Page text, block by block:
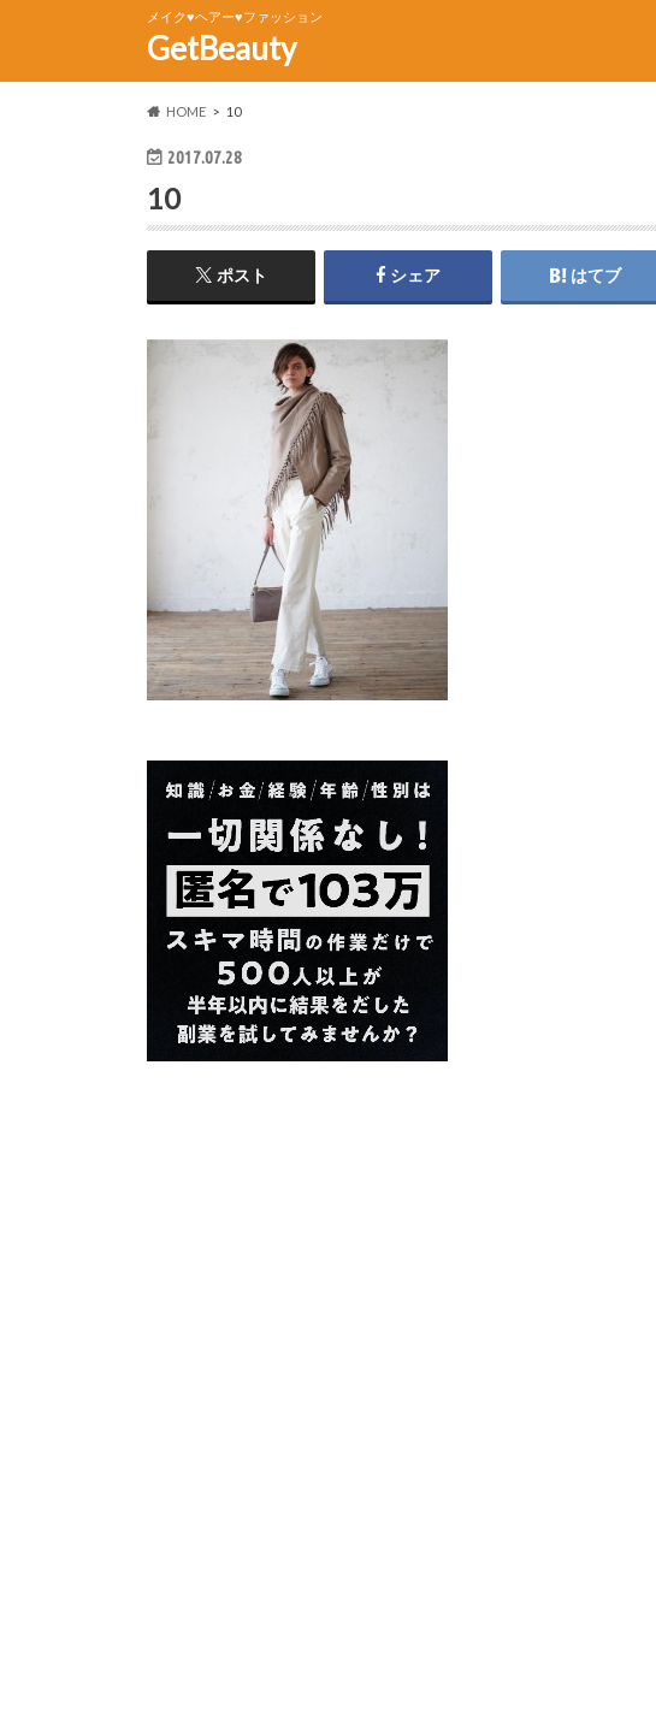
メイク♥ヘアー♥ファッション
GetBeauty
HOME 10
2017.07.28
10
ポスト シェア はてブ